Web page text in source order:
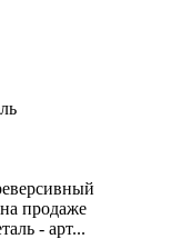
продаже
- арт...